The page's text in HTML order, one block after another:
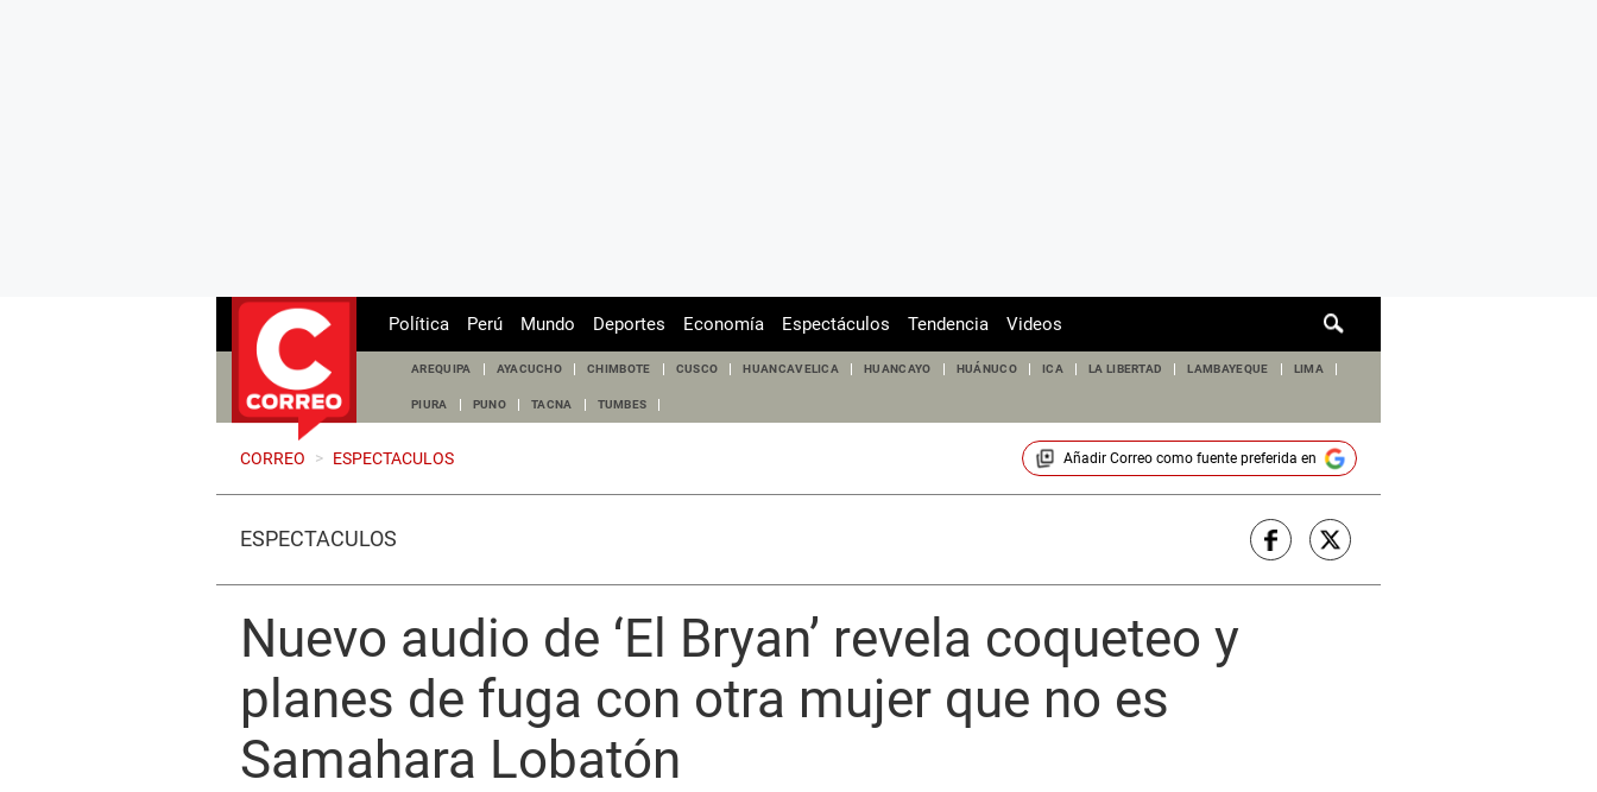
de
Política Perú Mundo Deportes Economía Espectáculos Tendencia Videos
AREQUIPA AYACUCHO CHIMBOTE CUSCO HUANCAVELICA HUANCAYO HUÁNUCO ICA LA LIBERTAD LAMBAYEQUE LIMA
PIURA PUNO TACNA TUMBES
CORREO > ESPECTACULOS Añadir Correocomo fuente preferida en
ESPECTÁCULOS
Nuevo audio de ‘El Bryan’ revela coqueteo y
planes de fuga con otra mujer que no es
Samahara Lobatón